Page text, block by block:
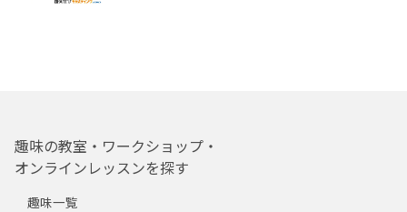
趣味の教室・ワークショップ・
オンラインレッスンを探す
趣味一覧